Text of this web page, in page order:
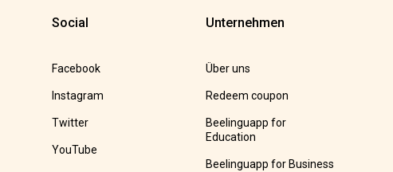
Social
Facebook
Instagram
Twitter
YouTube
Unternehmen
Über uns
Redeem coupon
Beelinguapp for
Education
Beelinguapp for Business